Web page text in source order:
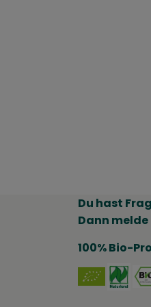
Du hast
Dann
100% Bio-